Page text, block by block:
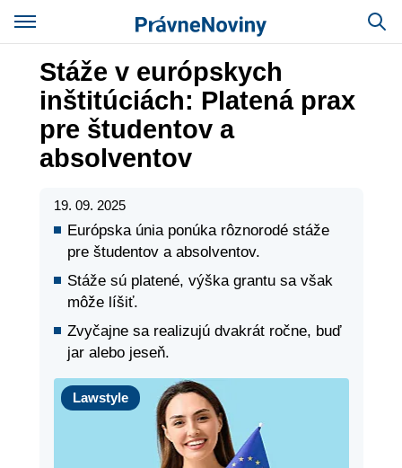
Stáže v európskych
inštitúciách: Platená prax
pre študentov a
absolventov
19. 09. 2025
Európska únia ponúka rôznorodé stáže
pre študentov a absolventov.
Stáže sú platené, výška grantu sa však
môže líšiť.
Zvyčajne sa realizujú dvakrát ročne, buď
jar alebo jeseň.
Lawstyle
Lawstyle